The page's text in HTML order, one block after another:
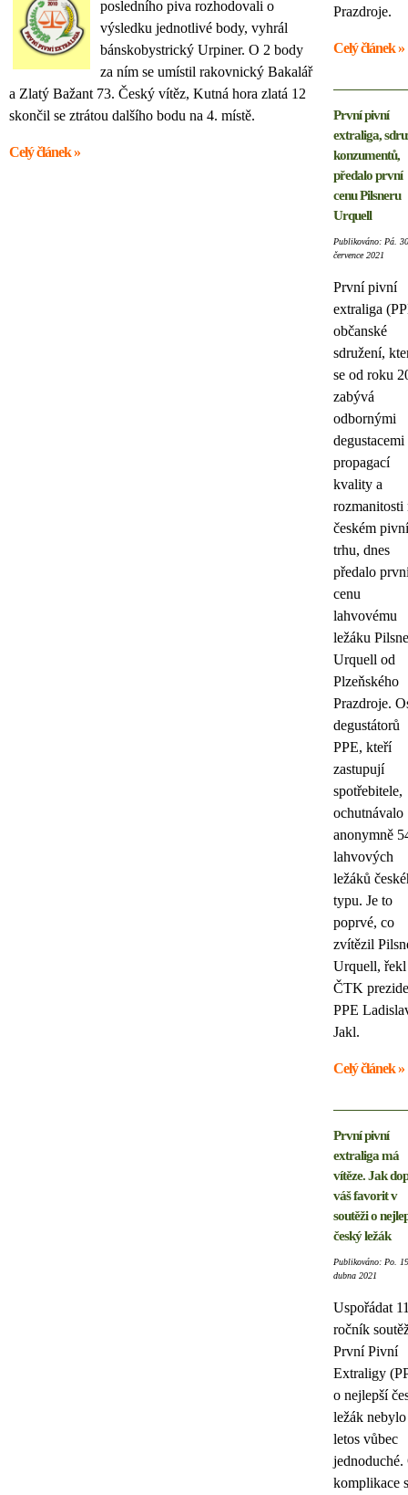
posledního piva rozhodovali o
výsledku jednotlivé body, vyhrál
bánskobystrický Urpiner. O 2 body
za ním se umístil rakovnický Bakalář
a Zlatý Bažant 73. Český vítěz, Kutná hora zlatá 12
skončil se ztrátou dalšího bodu na 4. místě.
Celý článek »
Prazdroje.
Celý článek »
První pivní
extraliga,
konzumentů,
předalo první
cenu Pilsneru
Urquell
Publikováno: Pá.
července 2021
První pivní
extraliga
občanské
sdružení,
se od roku
zabývá
odbornými
degustacemi
propagací
kvality a
rozmanitosti
českém
trhu, dnes
předalo
cenu
lahvovému
ležáku
Urquell od
Plzeňského
Prazdroje.
degustátorů
PPE, kteří
zastupují
spotřebitele,
ochutnávalo
anonymně
lahvových
ležáků
typu. Je to
poprvé, co
zvítězil
Urquell, řekl
ČTK
PPE
Jakl.
Celý článek »
První pivní
extraliga má
vítěze. Jak
váš favorit v
soutěži o
český ležák
Publikováno: Po.
dubna 2021
Uspořádat
ročník
První Pivní
Extraligy
o nejlepší
ležák nebylo
letos vůbec
jednoduché.
komplikace